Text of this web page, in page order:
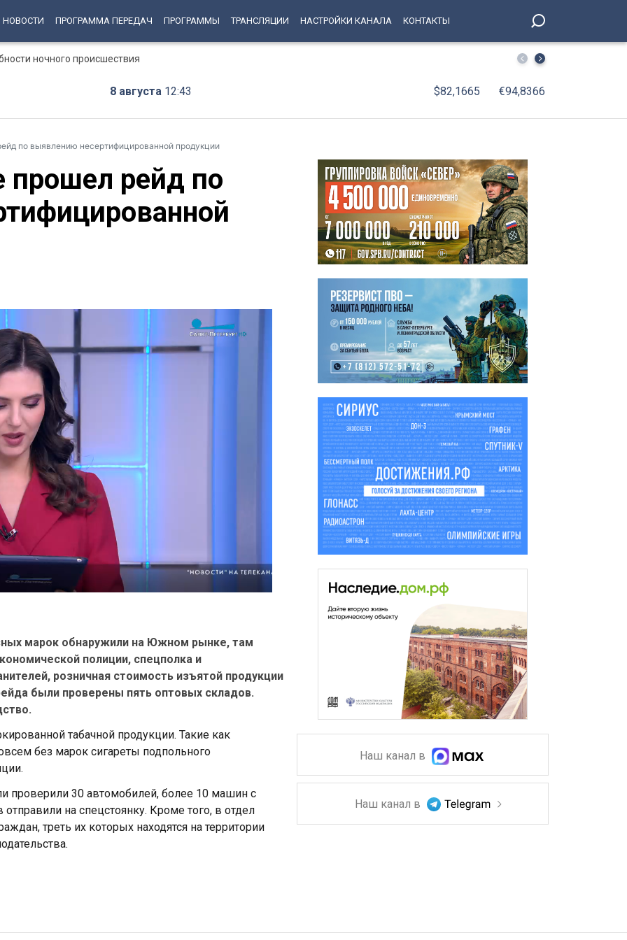
НОВОСТИ ПРОГРАММА ПЕРЕДАЧ ПРОГРАММЫ ТРАНСЛЯЦИИ НАСТРОЙКИ КАНАЛА КОНТАКТЫ
ночного происшествия От паровозов до «Скворца»: 75 лет исполняется
8 августа 12:43 $82,1665 €94,8366
по выявлению несертифицированной продукции
рейд по
марок обнаружили на Южном рынке, там
полиции, спецполка и
розничная стоимость изъятой продукции
были проверены пять оптовых складов.
табачной продукции. Такие как
без марок сигареты подпольного
проверили 30 автомобилей, более 10 машин с
на спецстоянку. Кроме того, в отдел
треть их которых находятся на территории
Наш канал в
Наш канал в